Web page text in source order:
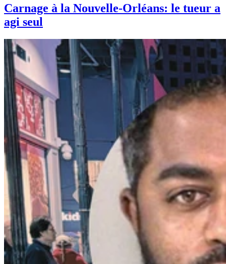
Carnage à la Nouvelle-Orléans: le tueur a
agi seul